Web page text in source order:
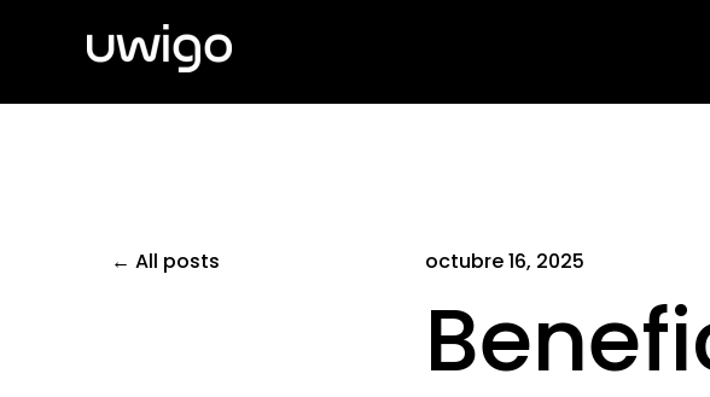
All posts octubre 16, 2025